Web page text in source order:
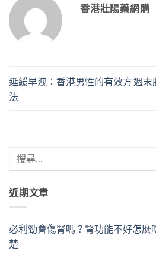
香港壯陽藥網購
延緩早洩：香港男性的有效方
法
週末
近期文章
必利勁會傷腎嗎？腎功能不好怎麼
楚